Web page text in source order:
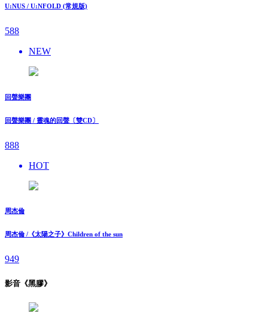
U:NUS / U:NFOLD (常規版)
588
NEW
回聲樂團
回聲樂團 / 靈魂的回聲〔雙CD〕
888
HOT
周杰倫
周杰倫 /《太陽之子》Children of the sun
949
影音《黑膠》